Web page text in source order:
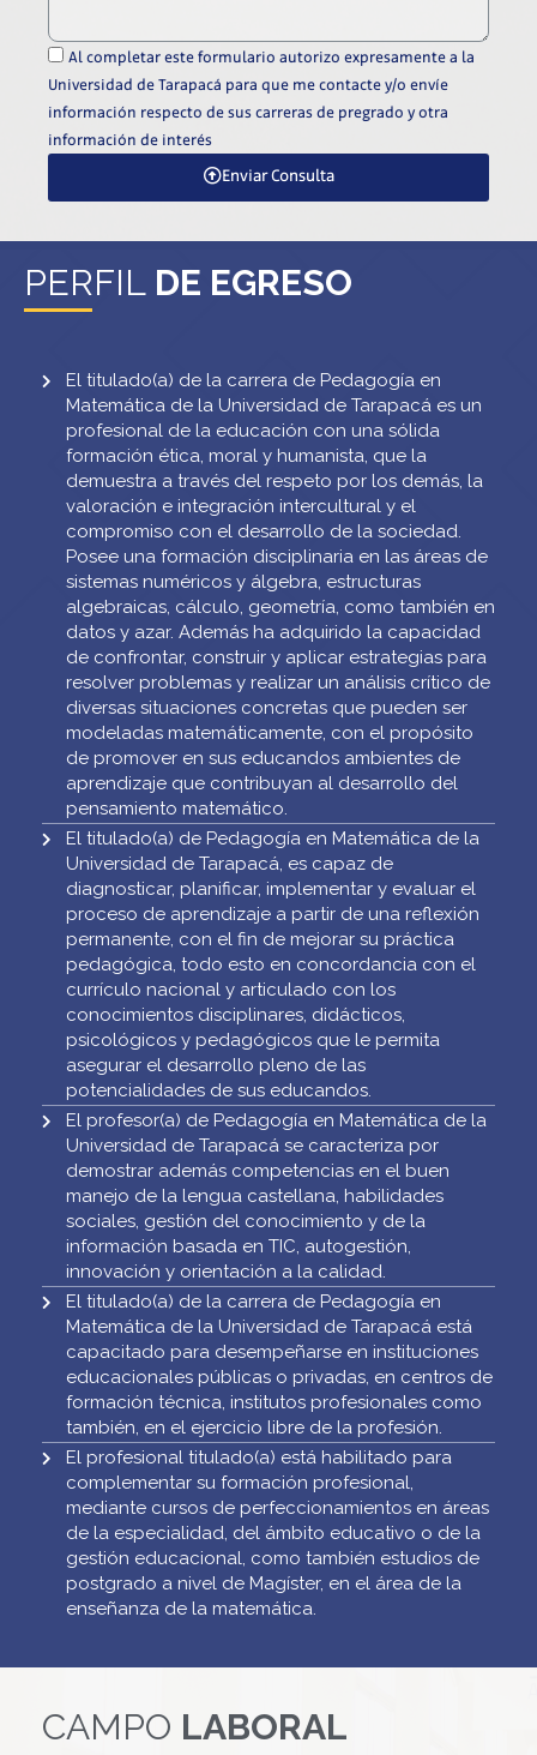
Al completar este formulario autorizo expresamente a la
Universidad de Tarapacá para que me contacte y/o envíe
información respecto de sus carreras de pregrado y otra
información de interés
Enviar Consulta
PERFIL DE EGRESO
El titulado(a) de la carrera de Pedagogía en
Matemática de la Universidad de Tarapacá es un
profesional de la educación con una sólida
formación ética, moral y humanista, que la
demuestra a través del respeto por los demás, la
valoración e integración intercultural y el
compromiso con el desarrollo de la sociedad.
Posee una formación disciplinaria en las áreas de
sistemas numéricos y álgebra, estructuras
algebraicas, cálculo, geometría, como también en
datos y azar. Además ha adquirido la capacidad
de confrontar, construir y aplicar estrategias para
resolver problemas y realizar un análisis crítico de
diversas situaciones concretas que pueden ser
modeladas matemáticamente, con el propósito
de promover en sus educandos ambientes de
aprendizaje que contribuyan al desarrollo del
pensamiento matemático.
El titulado(a) de Pedagogía en Matemática de la
Universidad de Tarapacá, es capaz de
diagnosticar, planificar, implementar y evaluar el
proceso de aprendizaje a partir de una reflexión
permanente, con el fin de mejorar su práctica
pedagógica, todo esto en concordancia con el
currículo nacional y articulado con los
conocimientos disciplinares, didácticos,
psicológicos y pedagógicos que le permita
asegurar el desarrollo pleno de las
potencialidades de sus educandos.
El profesor(a) de Pedagogía en Matemática de la
Universidad de Tarapacá se caracteriza por
demostrar además competencias en el buen
manejo de la lengua castellana, habilidades
sociales, gestión del conocimiento y de la
información basada en TIC, autogestión,
innovación y orientación a la calidad.
El titulado(a) de la carrera de Pedagogía en
Matemática de la Universidad de Tarapacá está
capacitado para desempeñarse en instituciones
educacionales públicas o privadas, en centros de
formación técnica, institutos profesionales como
también, en el ejercicio libre de la profesión.
El profesional titulado(a) está habilitado para
complementar su formación profesional,
mediante cursos de perfeccionamientos en áreas
de la especialidad, del ámbito educativo o de la
gestión educacional, como también estudios de
postgrado a nivel de Magíster, en el área de la
enseñanza de la matemática.
CAMPO LABORAL